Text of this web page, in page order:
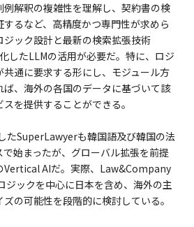
解釈の複雑性を理解し、契約書の検
るなど、高精度かつ専門性が求めら
ック設計と最新の検索拡張技術
したLLMの活用が必要だ。特に、ロジ
共通に要求する形にし、モジュール方
、海外の各国のデータに基づいて該
を提供することができる。
たSuperLawyerも韓国語及び韓国の法
始まったが、グローバル拡張を前提
Vertical AIだ。実際、Law&Company
ジックを中心に日本を含め、海外の主
の可能性を段階的に検討している。